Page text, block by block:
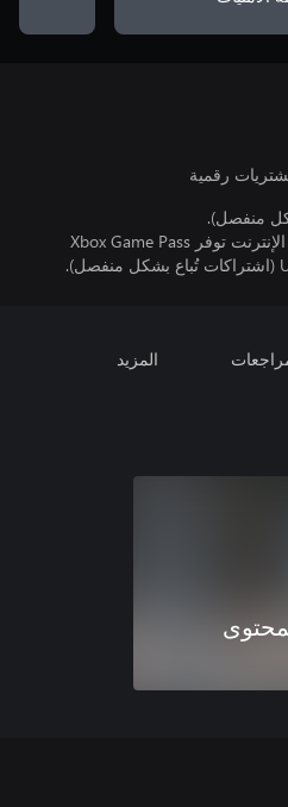
رقمية
منفصل).
تتطلب اللعبة متعددة اللاعبين عبر الإنترنت توفر Xbox Game Pass
المزيد